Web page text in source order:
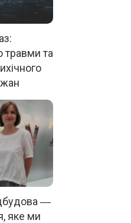
травми та
―
яке ми